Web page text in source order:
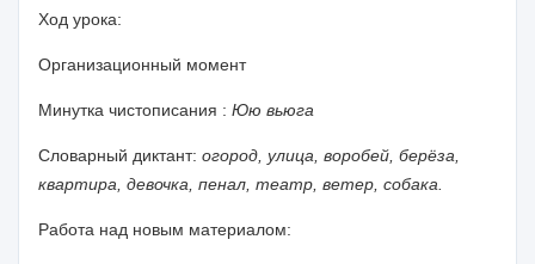
Ход урока:
Организационный момент
Минутка чистописания : Юю вьюга
Словарный диктант: огород, улица, воробей, берёза,
квартира, девочка, пенал, театр, ветер, собака.
Работа над новым материалом: